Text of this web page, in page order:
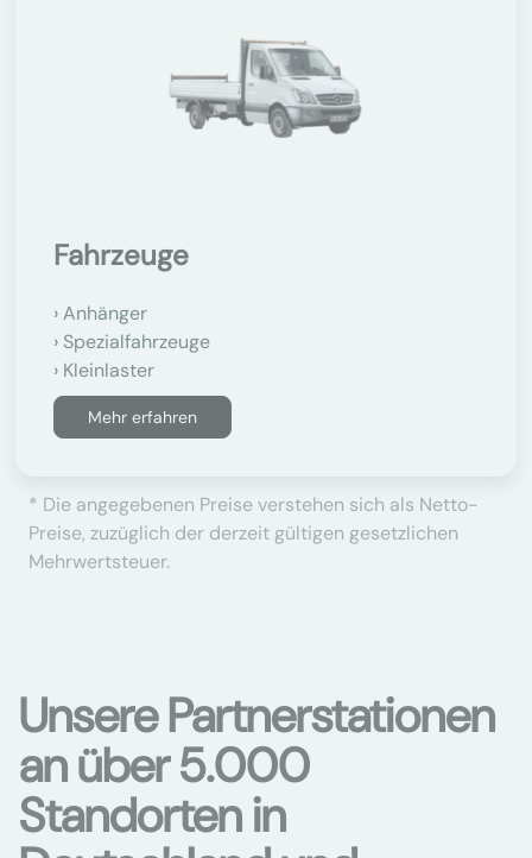
Fahrzeuge
Anhänger
Spezialfahrzeuge
Kleinlaster
Mehr erfahren
* Die angegebenen Preise verstehen sich als Netto-
Preise, zuzüglich der derzeit gültigen gesetzlichen
Mehrwertsteuer.
Unsere Partnerstationen
an über 5.000
Standorten in